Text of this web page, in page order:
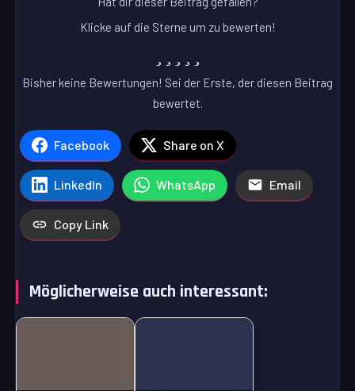
Klicke auf die Sterne um zu bewerten!
Bisher keine Bewertungen! Sei der Erste, der diesen Beitrag
bewertet.
Facebook Share on X
LinkedIn WhatsApp Email
Copy Link
Möglicherweise auch interessant: